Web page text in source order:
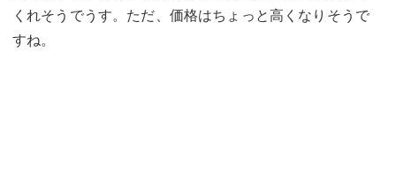
くれそうでうす。ただ、価格はちょっと高くなりそうで
すね。